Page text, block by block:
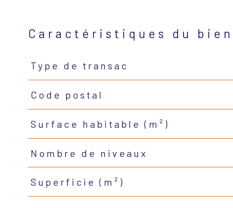
Caractéristiques du bien
Caractéristiques Valeurs
Type de transac
Code postal
Surface habitable (m²)
Nombre de niveaux
Superficie (m²)